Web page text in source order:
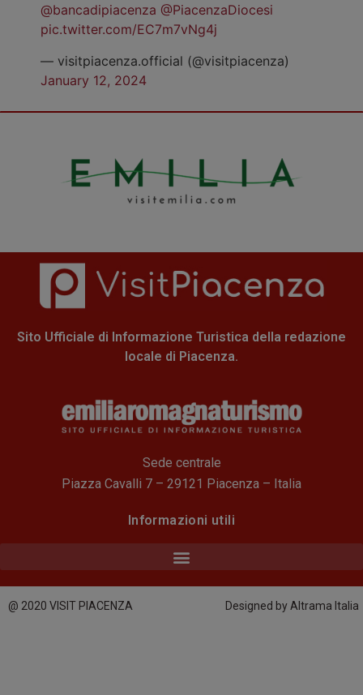
@bancadipiacenza @PiacenzaDiocesi
pic.twitter.com/EC7m7vNg4j
— visitpiacenza.official (@visitpiacenza)
January 12, 2024
Sito Ufficiale di Informazione Turistica della redazione
locale di Piacenza.
Sede centrale
Piazza Cavalli 7 – 29121 Piacenza – Italia
Informazioni utili
@ 2020 VISIT PIACENZA Designed by Altrama Italia